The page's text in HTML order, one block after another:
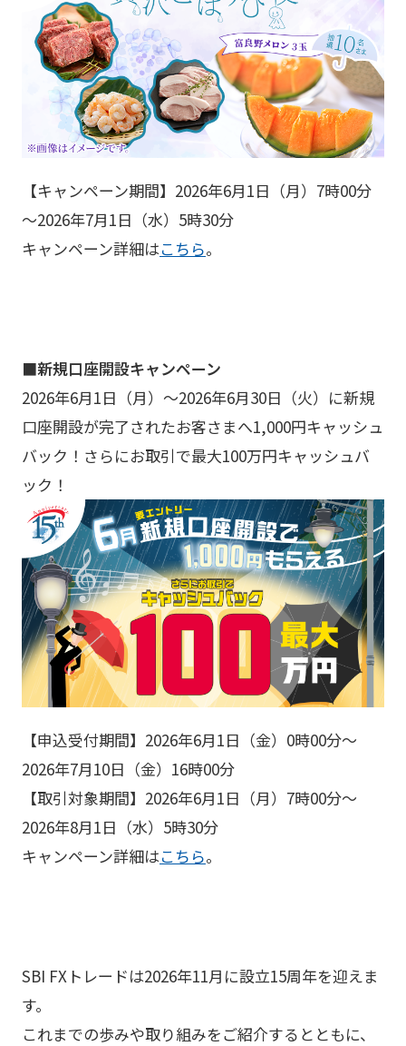
【キャンペーン期間】2026年6月1日（月）7時00分
～2026年7月1日（水）5時30分
キャンペーン詳細はこちら。
■新規口座開設キャンペーン
2026年6月1日（月）～2026年6月30日（火）に新規
口座開設が完了されたお客さまへ1,000円キャッシュ
バック！さらにお取引で最大100万円キャッシュバ
ック！
【申込受付期間】2026年6月1日（金）0時00分～
2026年7月10日（金）16時00分
【取引対象期間】2026年6月1日（月）7時00分～
2026年8月1日（水）5時30分
キャンペーン詳細はこちら。
SBI FXトレードは2026年11月に設立15周年を迎えま
す。
これまでの歩みや取り組みをご紹介するとともに、